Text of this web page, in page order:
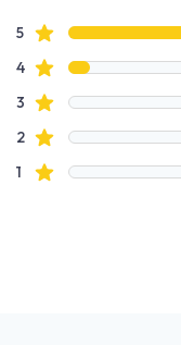
Dados de
5avaliações de estrelas
4avaliações de
3 avaliações de
2avaliações de
1 avaliações de estrelas